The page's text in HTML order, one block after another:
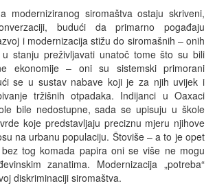
moderniziranog siromaštva ostaju skriveni,
budući da primarno pogađaju
i modernizacija stižu do siromašnih – onih
stanju preživljavati unatoč tome što su bili
ekonomije – oni su sistemski primorani
se u sustav nabave koji je za njih uvijek i
tržišnih otpadaka. Indijanci u Oaxaci
bile nedostupne, sada se upisuju u škole
koje predstavljaju preciznu mjeru njihove
na urbanu populaciju. Štoviše – a to je opet
tog komada papira oni se više ne mogu
zanatima. Modernizacija „potreba“
diskriminaciji siromaštva.